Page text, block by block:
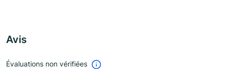
Avis
Évaluations non vérifiées